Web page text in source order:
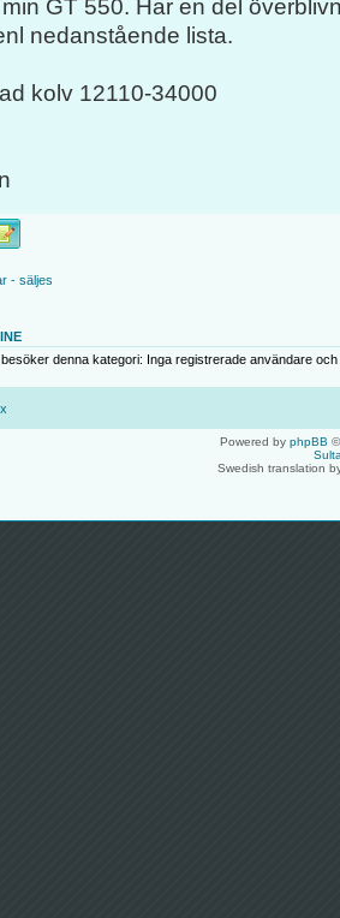
GT 550. Har en del
nedanstående lista.
kolv 12110-34000
- säljes
denna kategori: Inga registrerade användare
Powered by phpBB
Swedish translation